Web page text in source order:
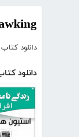
دانلود
دانلود